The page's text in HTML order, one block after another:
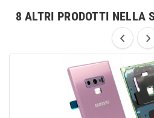
8 ALTRI PRODOTTI NELLA